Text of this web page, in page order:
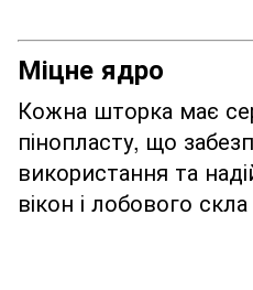
Міцне ядро
Кожна шторка має
пінопласту, що
використання та
вікон і лобового